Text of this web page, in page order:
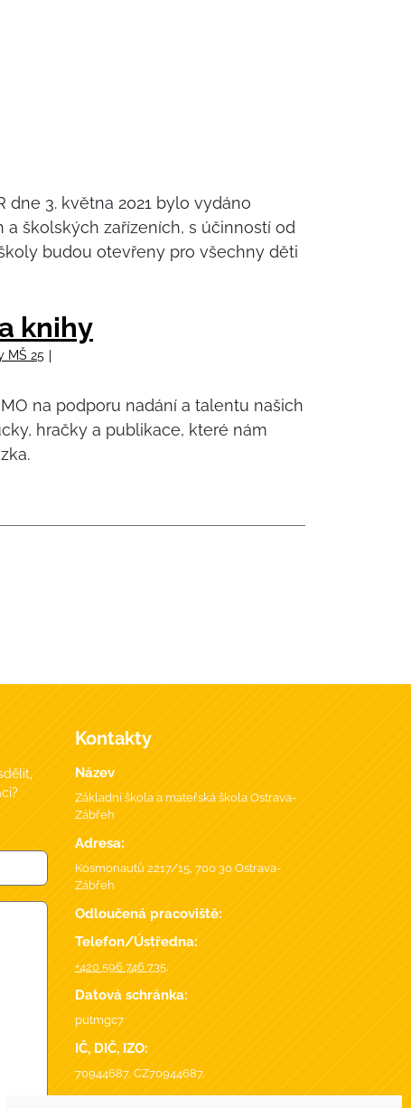
3. května 2021 bylo vydáno
školských zařízeních, s účinností od
budou otevřeny pro všechny děti
knihy
MŠ 25
na podporu nadání a talentu našich
hračky a publikace, které nám
Kontakty
Název
Základní škola a mateřská škola Ostrava-
Zábřeh
Adresa:
Kosmonautů 2217/15, 700 30 Ostrava-
Zábřeh
Odloučená pracoviště:
Telefon/Ústředna:
+420 596 746 735,
Datová schránka:
putmgc7
IČ, DIČ, IZO:
70944687, CZ70944687,